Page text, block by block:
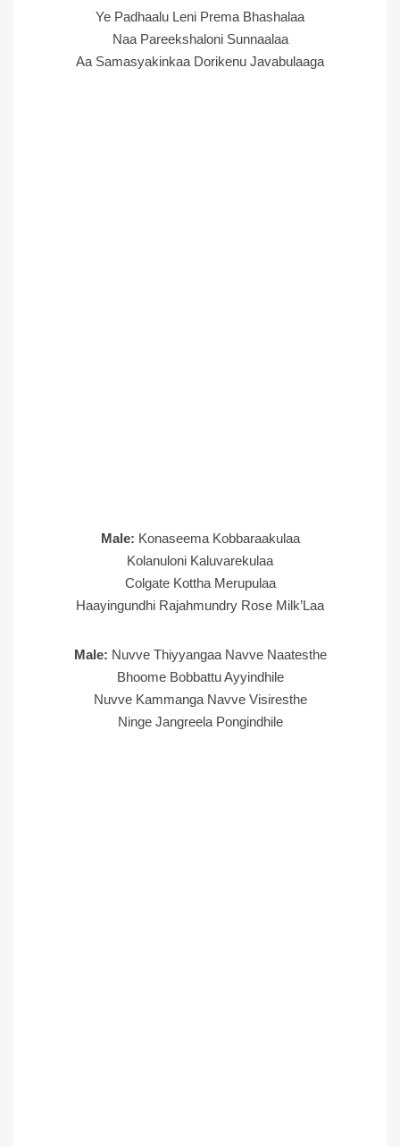
Ye Padhaalu Leni Prema Bhashalaa
Naa Pareekshaloni Sunnaalaa
Aa Samasyakinkaa Dorikenu Javabulaaga
Male: Konaseema Kobbaraakulaa
Kolanuloni Kaluvarekulaa
Colgate Kottha Merupulaa
Haayingundhi Rajahmundry Rose Milk’Laa
Male: Nuvve Thiyyangaa Navve Naatesthe
Bhoome Bobbattu Ayyindhile
Nuvve Kammanga Navve Visiresthe
Ninge Jangreela Pongindhile